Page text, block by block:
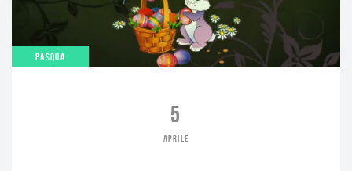
PASQUA
5
APRILE